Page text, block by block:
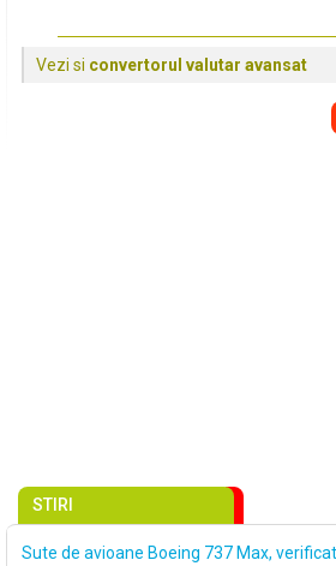
Vezi si convertorul valutar avansat
STIRI
Sute de avioane Boeing 737 Max,